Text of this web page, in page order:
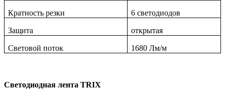
Кратность резки 6 светодиодов
Защита открытая
Световой поток 1680 Лм/м
Светодиодная лента TRIX